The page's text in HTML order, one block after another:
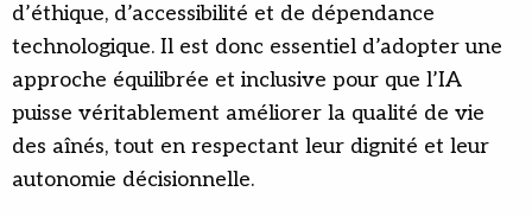
d’éthique, d’accessibilité et de dépendance
technologique. Il est donc essentiel d’adopter une
approche équilibrée et inclusive pour que l’IA
puisse véritablement améliorer la qualité de vie
des aînés, tout en respectant leur dignité et leur
autonomie décisionnelle.